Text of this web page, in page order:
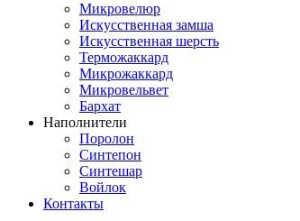
Микровелюр
Искусственная замша
Искусственная шерсть
Терможаккард
Микрожаккард
Микровельвет
Бархат
Наполнители
Поролон
Синтепон
Синтешар
Войлок
Контакты